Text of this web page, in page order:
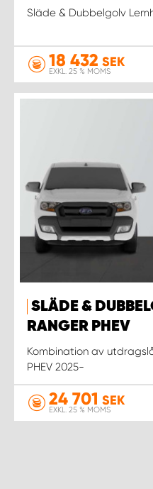
Släde & Dubbelgolv
18 432 SEK
EXKL. 25 % MOMS
SLÄDE &
RANGER PHEV
Kombination av
PHEV 2025-
24 701 SEK
EXKL. 25 % MOMS